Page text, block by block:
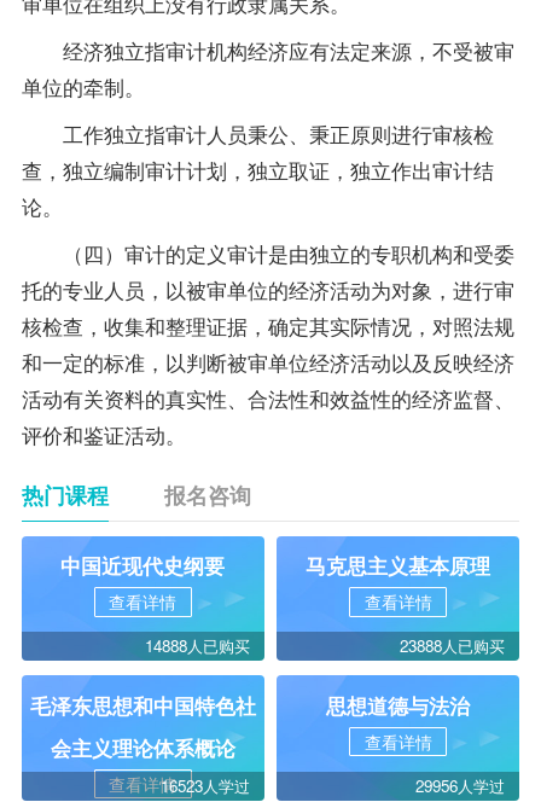
经济独立指审计机构经济应有法定来源，不受被审
单位的牵制。
工作独立指审计人员秉公、秉正原则进行审核检
查，独立编制审计计划，独立取证，独立作出审计结
论。
（四）审计的定义审计是由独立的专职机构和受委
托的专业人员，以被审单位的经济活动为对象，进行审
核检查，收集和整理证据，确定其实际情况，对照法规
和一定的标准，以判断被审单位经济活动以及反映经济
活动有关资料的真实性、合法性和效益性的经济监督、
评价和鉴证活动。
热门课程 报名咨询
中国近现代史纲要
查看详情
14888人已购买
马克思主义基本原理
查看详情
23888人已购买
毛泽东思想和中国特色社
会主义理论体系概论
查看详情16523人学过
思想道德与法治
查看详情
29956人学过